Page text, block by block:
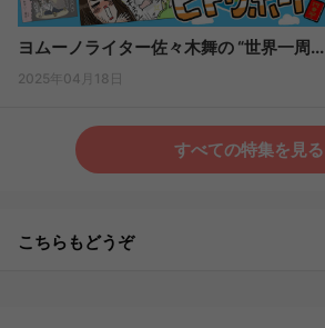
ヨムーノライター佐々木舞の “世界一周...
2025年04月18日
すべての特集を見る
こちらもどうぞ